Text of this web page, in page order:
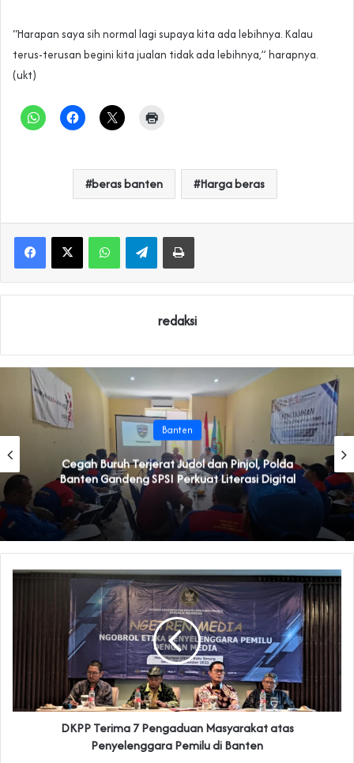
“Harapan saya sih normal lagi supaya kita ada lebihnya. Kalau
terus-terusan begini kita jualan tidak ada lebihnya,” harapnya.
(ukt)
beras banten Harga beras
WhatsAppTelegramPrint
redaksi
Banten
Cegah Buruh Terjerat Judol dan Pinjol, Polda
Banten Gandeng SPSI Perkuat Literasi Digital
DKPP Terima 7 Pengaduan Masyarakat atas
Penyelenggara Pemilu di Banten